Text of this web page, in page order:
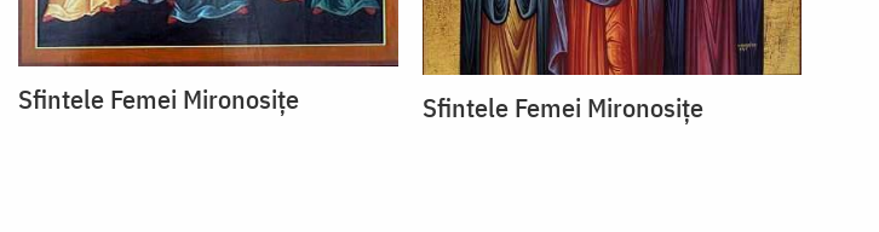
Sfintele Femei Mironosițe
Sfintele Femei Mironosițe